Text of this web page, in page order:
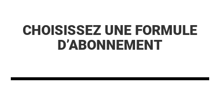
CHOISISSEZ UNE FORMULE
D’ABONNEMENT